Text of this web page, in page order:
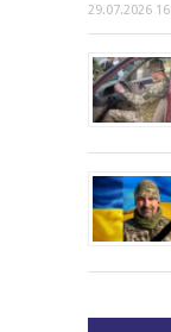
29.07.2026